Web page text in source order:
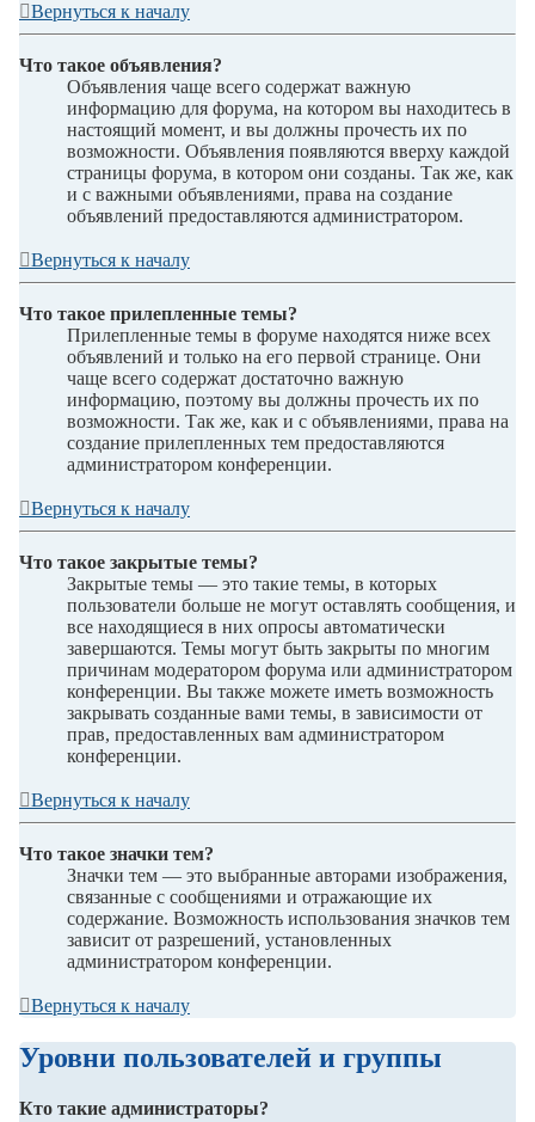
Вернуться к началу
Что такое объявления?
Объявления чаще всего содержат важную
информацию для форума, на котором вы находитесь в
настоящий момент, и вы должны прочесть их по
возможности. Объявления появляются вверху каждой
страницы форума, в котором они созданы. Так же, как
и с важными объявлениями, права на создание
объявлений предоставляются администратором.
Вернуться к началу
Что такое прилепленные темы?
Прилепленные темы в форуме находятся ниже всех
объявлений и только на его первой странице. Они
чаще всего содержат достаточно важную
информацию, поэтому вы должны прочесть их по
возможности. Так же, как и с объявлениями, права на
создание прилепленных тем предоставляются
администратором конференции.
Вернуться к началу
Что такое закрытые темы?
Закрытые темы — это такие темы, в которых
пользователи больше не могут оставлять сообщения, и
все находящиеся в них опросы автоматически
завершаются. Темы могут быть закрыты по многим
причинам модератором форума или администратором
конференции. Вы также можете иметь возможность
закрывать созданные вами темы, в зависимости от
прав, предоставленных вам администратором
конференции.
Вернуться к началу
Что такое значки тем?
Значки тем — это выбранные авторами изображения,
связанные с сообщениями и отражающие их
содержание. Возможность использования значков тем
зависит от разрешений, установленных
администратором конференции.
Вернуться к началу
Уровни пользователей и группы
Кто такие администраторы?